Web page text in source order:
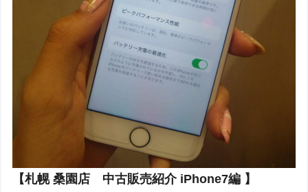
【札幌 桑園店 中古販売紹介 iPhone7編 】